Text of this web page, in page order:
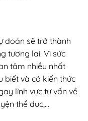
đoán sẽ trở thành
tương lai. Vì sức
tâm nhiều nhất
biết và có kiến thức
lĩnh vực tư vấn về
thể dục,…